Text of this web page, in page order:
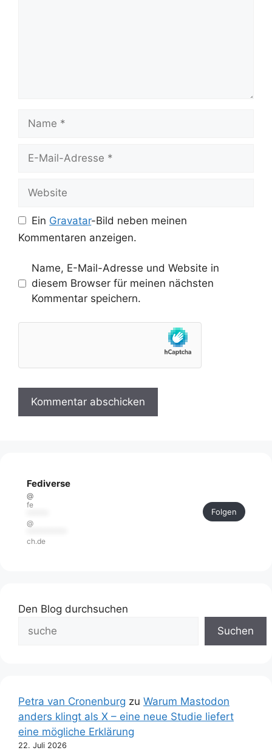
Mail-
Ein Gravatar-Bild neben meinen
Kommentaren anzeigen.
Name, E-Mail-Adresse und Website in
diesem Browser für meinen nächsten
Kommentar speichern.
Fediverse
@
fe
@
ch.de
Folgen
Den Blog durchsuchen
Suchen
Petra van Cronenburg zu Warum Mastodon
anders klingt als X – eine neue Studie liefert
eine mögliche Erklärung
22. Juli 2026